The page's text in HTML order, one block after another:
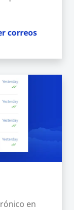
correos
en